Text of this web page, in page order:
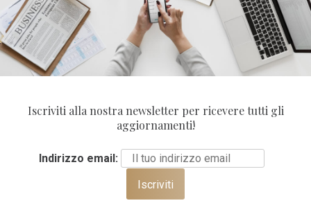
ULTIMI POST
Iscriviti alla nostra newsletter per ricevere tutti gli
aggiornamenti!
Indirizzo email: